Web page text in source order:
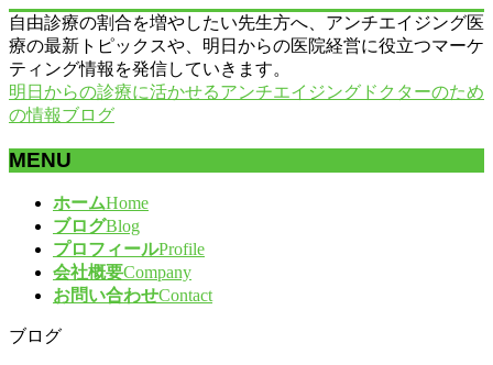
自由診療の割合を増やしたい先生方へ、アンチエイジング医
療の最新トピックスや、明日からの医院経営に役立つマーケ
ティング情報を発信していきます。
明日からの診療に活かせるアンチエイジングドクターのため
の情報ブログ
MENU
ば
ホームHome
ブログBlog
プロフィールProfile
会社概要Company
お問い合わせContact
ブログ